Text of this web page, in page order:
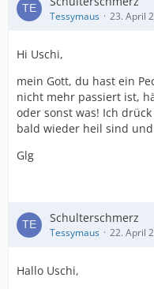
Tessymaus 23. April
Hi Uschi,
mein Gott, du hast ein
nicht mehr passiert ist,
oder sonst was! Ich
bald wieder heil sind
Glg
Schulterschmerz
Tessymaus 22. April
Hallo Uschi,